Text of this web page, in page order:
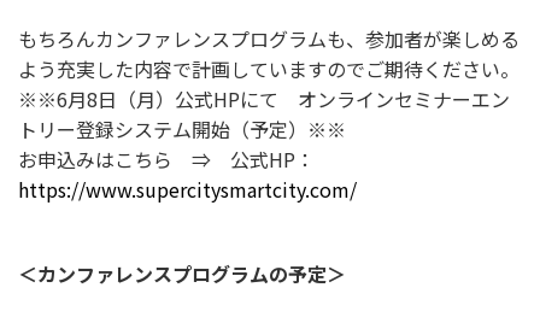
もちろんカンファレンスプログラムも、参加者が楽しめる
よう充実した内容で計画していますのでご期待ください。
※※6月8日（月）公式HPにて オンラインセミナーエン
トリー登録システム開始（予定）※※
お申込みはこちら ⇒ 公式HP：
https://www.supercitysmartcity.com/
＜カンファレンスプログラムの予定＞